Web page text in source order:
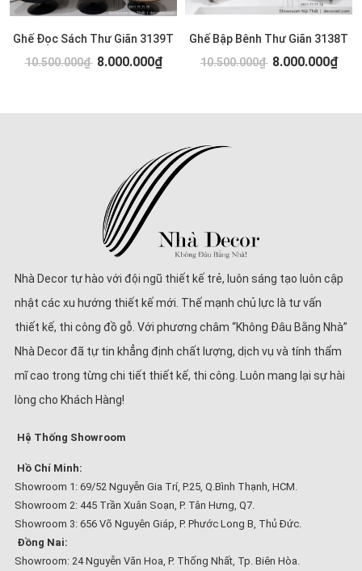
Ghế Đọc Sách Thư Giãn 3139T
10.500.000₫ 8.000.000₫
Ghế Bập Bênh Thư Giãn 3138T
10.500.000₫ 8.000.000₫
Nhà Decor tự hào với đội ngũ thiết kế trẻ, luôn sáng tạo luôn cập
nhật các xu hướng thiết kế mới. Thế mạnh chủ lực là tư vấn
thiết kế, thi công đồ gỗ. Với phương châm “Không Đâu Bằng Nhà”
Nhà Decor đã tự tin khẳng định chất lượng, dịch vụ và tính thẩm
mĩ cao trong từng chi tiết thiết kế, thi công. Luôn mang lại sự hài
lòng cho Khách Hàng!
Hệ Thống Showroom
Hồ Chí Minh:
Showroom 1: 69/52 Nguyễn Gia Trí, P.25, Q.Bình Thạnh, HCM.
Showroom 2: 445 Trần Xuân Soạn, P. Tân Hưng, Q7.
Showroom 3: 656 Võ Nguyên Giáp, P. Phước Long B, Thủ Đức.
Đồng Nai:
Showroom: 24 Nguyễn Văn Hoa, P. Thống Nhất, Tp. Biên Hòa.